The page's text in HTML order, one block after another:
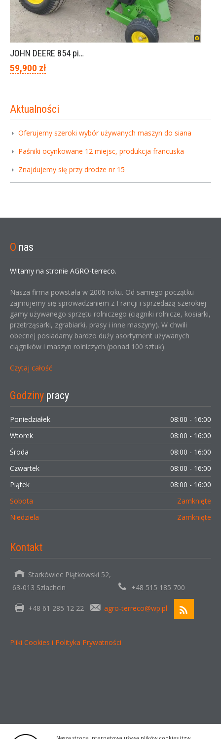
JOHN DEERE 854 piękny stan
59,900 zł
Aktualności
Oferujemy szeroki wybór używanych maszyn do siana
Paśniki ocynkowane 12 miejsc, produkcja francuska
Znajdujemy się przy drodze nr 15
O nas
Witamy na stronie AGRO-terreco.
Nasza firma powstała w 2006 roku. Od samego początku
zajmujemy się sprowadzaniem z Francji i sprzedażą szerokiej
gamy używanego sprzętu rolniczego (ciągniki rolnicze, kosiarki,
przetrząsarki, zgrabiarki, prasy i inne maszyny). W chwili
obecnej posiadamy bardzo duży asortyment używanych
ciągników i maszyn rolniczych (ponad 100 sztuk).
Czytaj całość
Godziny pracy
Poniedziałek
08:00 - 16:00
Wtorek
08:00 - 16:00
Środa
08:00 - 16:00
Czwartek
08:00 - 16:00
Piątek
08:00 - 16:00
Sobota
Zamknięte
Niedziela
Zamknięte
Kontakt
Starkówiec Piątkowski 52,
63-013 Szlachcin
+48 515 185 700
+48 61 285 12 22 agro-terreco@wp.pl
Pliki Cookies i Polityka Prywatności